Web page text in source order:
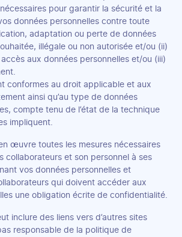
pour garantir la sécurité et la
données personnelles contre toute
adaptation ou perte de données
illégale ou non autorisée et/ou (ii)
aux données personnelles et/ou (iii)
conformes au droit applicable et aux
ainsi qu’au type de données
compte tenu de l’état de la technique
impliquent.
œuvre toutes les mesures nécessaires
collaborateurs et son personnel à ses
vos données personnelles et
qui doivent accéder aux
une obligation écrite de confidentialité.
inclure des liens vers d’autres sites
responsable de la politique de